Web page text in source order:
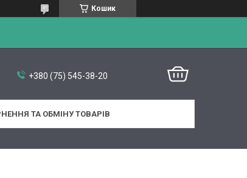
Кошик
+380 (75) 545-38-20
ТА ОБМІНУ ТОВАРІВ